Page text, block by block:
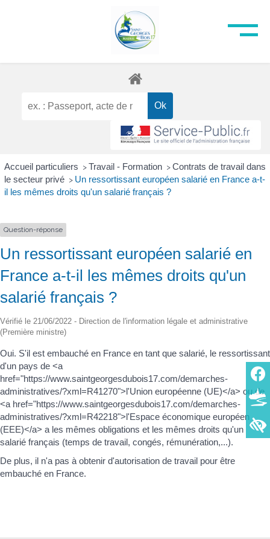
Accueil particuliers > Travail - Formation > Contrats de travail dans
le secteur privé > Un ressortissant européen salarié en France a-t-
il les mêmes droits qu'un salarié français ?
Question-réponse
Un ressortissant européen salarié en
France a-t-il les mêmes droits qu'un
salarié français ?
Vérifié le 21/06/2022 - Direction de l'information légale et administrative
(Première ministre)
Oui. S'il est embauché en France en tant que salarié, le ressortissant
d'un pays de <a
href="https://www.saintgeorgesdubois17.com/demarches-
administratives/?xml=R41270">l'Union européenne (UE)</a> ou de
<a href="https://www.saintgeorgesdubois17.com/demarches-
administratives/?xml=R42218">l'Espace économique européen
(EEE)</a> a les mêmes obligations et les mêmes droits qu'un
salarié français (temps de travail, congés, rémunération,...).
De plus, il n'a pas à obtenir d'autorisation de travail pour être
embauché en France.